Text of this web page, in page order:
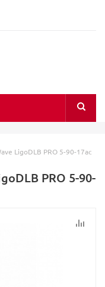
LigoDLB PRO 5-90-17ac
PRO 5-90-